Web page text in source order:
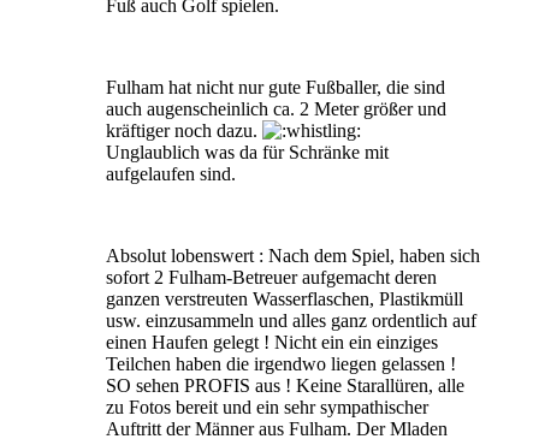
Fuß auch Golf spielen.
Fulham hat nicht nur gute Fußballer, die sind
auch augenscheinlich ca. 2 Meter größer und
kräftiger noch dazu.
Unglaublich was da für Schränke mit
aufgelaufen sind.
Absolut lobenswert : Nach dem Spiel, haben sich
sofort 2 Fulham-Betreuer aufgemacht deren
ganzen verstreuten Wasserflaschen, Plastikmüll
usw. einzusammeln und alles ganz ordentlich auf
einen Haufen gelegt ! Nicht ein ein einziges
Teilchen haben die irgendwo liegen gelassen !
SO sehen PROFIS aus ! Keine Starallüren, alle
zu Fotos bereit und ein sehr sympathischer
Auftritt der Männer aus Fulham. Der Mladen